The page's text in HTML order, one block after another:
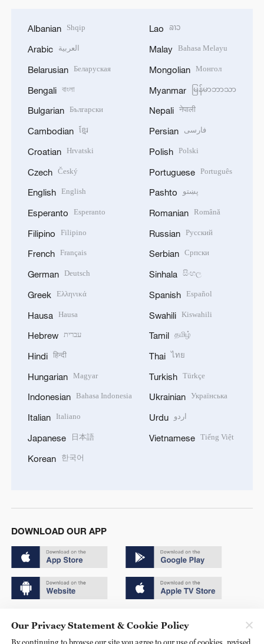
Albanian Shqip
Arabic العربية
Belarusian Беларуская
Bengali বাংলা
Bulgarian Български
Cambodian ខ្មែរ
Croatian Hrvatski
Czech Český
English English
Esperanto Esperanto
Filipino Filipino
French Français
German Deutsch
Greek Ελληνικά
Hausa Hausa
Hebrew עברית
Hindi हिन्दी
Hungarian Magyar
Indonesian Bahasa Indonesia
Italian Italiano
Japanese 日本語
Korean 한국어
Lao ລາວ
Malay Bahasa Melayu
Mongolian Монгол
Myanmar မြန်မာဘာသာ
Nepali नेपाली
Persian فارسی
Polish Polski
Portuguese Português
Pashto پښتو
Romanian Română
Russian Русский
Serbian Српски
Sinhala සිංහල
Spanish Español
Swahili Kiswahili
Tamil தமிழ்
Thai ไทย
Turkish Türkçe
Ukrainian Українська
Urdu اردو
Vietnamese Tiếng Việt
DOWNLOAD OUR APP
京ICP备20000184号
Our Privacy Statement & Cookie Policy
By continuing to browse our site you agree to our use of cookies, revised